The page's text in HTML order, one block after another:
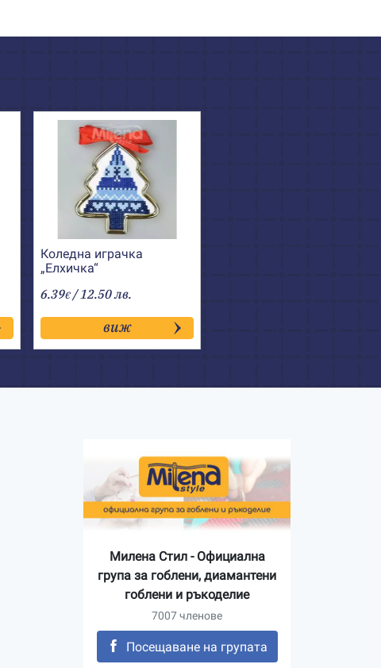
Коледна играчка
„Елхичка“
6.39€ / 12.50 лв.
виж
Милена Стил - Официална
група за гоблени, диамантени
гоблени и ръкоделие
7007 членове
Посещаване на групата